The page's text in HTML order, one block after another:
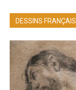
DESSINS FRANÇAIS